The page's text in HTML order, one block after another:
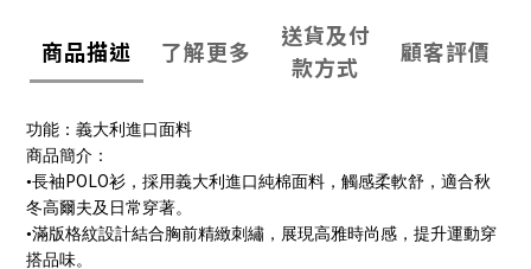
商品描述 了解更多
送貨及付
款方式
顧客評價
功能：義大利進口面料
商品簡介：
•長袖POLO衫，採用義大利進口純棉面料，觸感柔軟舒，適合秋
冬高爾夫及日常穿著。
•滿版格紋設計結合胸前精緻刺繡，展現高雅時尚感，提升運動穿
搭品味。